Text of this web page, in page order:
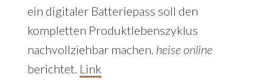
ein digitaler Batteriepass soll den
kompletten Produktlebenszyklus
nachvollziehbar machen. heise online
berichtet. Link